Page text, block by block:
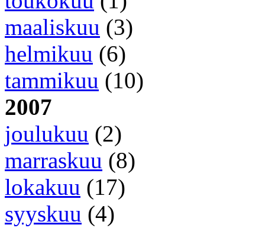
maaliskuu (3)
helmikuu (6)
tammikuu (10)
2007
joulukuu (2)
marraskuu (8)
lokakuu (17)
syyskuu (4)